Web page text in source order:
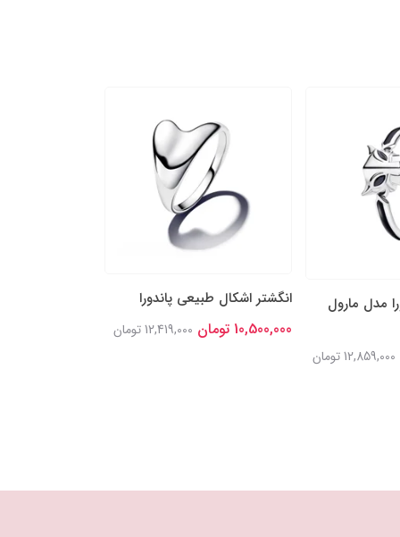
مدل مارول
12,859,000 تومان
انگشتر اشکال طبیعی پاندورا
10,500,000 تومان 12,419,000 تومان